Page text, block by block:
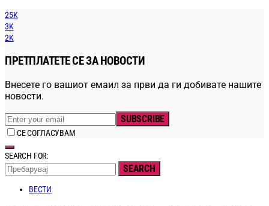
25K
3K
2K
ПРЕТПЛАТЕТЕ СЕ ЗА НОВОСТИ
Внесете го вашиот емаил за први да ги добивате нашите
новости.
SUBSCRIBE
СЕ СОГЛАСУВАМ
SEARCH FOR:
SEARCH
ВЕСТИ